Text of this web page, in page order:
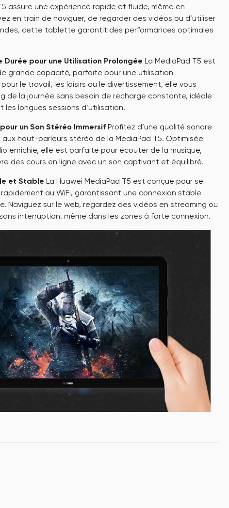
assure une expérience rapide et fluide, même en
en train de naviguer, de regarder des vidéos ou d’utiliser
cette tablette garantit des performances optimales
Durée pour une Utilisation Prolongée La MediaPad T5 est
grande capacité, parfaite pour une utilisation
le travail, les loisirs ou le divertissement, elle vous
de la journée sans besoin de recharge constante, idéale
longues sessions d’utilisation.
un Son Stéréo Immersif Profitez d’une qualité sonore
haut-parleurs stéréo de la MediaPad T5. Optimisée
enrichie, elle est parfaite pour écouter de la musique,
des cours en ligne avec un son captivant et équilibré.
et Stable La Huawei MediaPad T5 est conçue pour se
au WiFi, garantissant une connexion stable
Naviguez sur le web, regardez des vidéos en streaming ou
interruption, même dans les zones à forte connexion.